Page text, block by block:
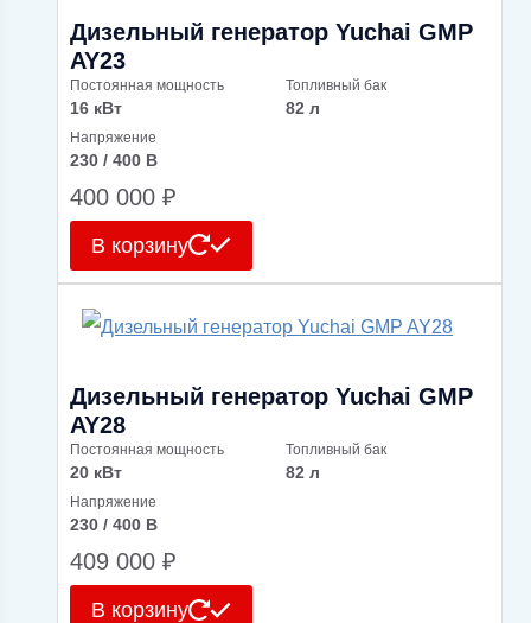
Дизельный генератор Yuchai GMP
AY23
Постоянная мощность
16 кВт
Топливный бак
82 л
Напряжение
230 / 400 В
400 000 ₽
В корзину
Дизельный генератор Yuchai GMP
AY28
Постоянная мощность
20 кВт
Топливный бак
82 л
Напряжение
230 / 400 В
409 000 ₽
В корзину